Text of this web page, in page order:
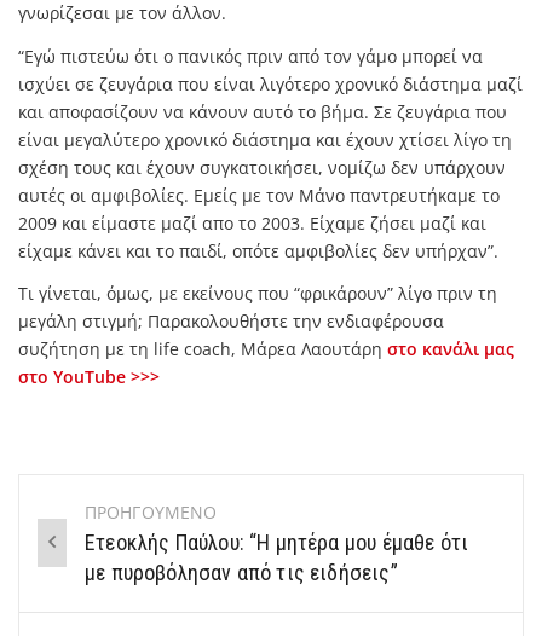
γνωρίζεσαι με τον άλλον.
“Εγώ πιστεύω ότι ο πανικός πριν από τον γάμο μπορεί να
ισχύει σε ζευγάρια που είναι λιγότερο χρονικό διάστημα μαζί
και αποφασίζουν να κάνουν αυτό το βήμα. Σε ζευγάρια που
είναι μεγαλύτερο χρονικό διάστημα και έχουν χτίσει λίγο τη
σχέση τους και έχουν συγκατοικήσει, νομίζω δεν υπάρχουν
αυτές οι αμφιβολίες. Εμείς με τον Μάνο παντρευτήκαμε το
2009 και είμαστε μαζί απο το 2003. Είχαμε ζήσει μαζί και
είχαμε κάνει και το παιδί, οπότε αμφιβολίες δεν υπήρχαν”.
Τι γίνεται, όμως, με εκείνους που “φρικάρουν” λίγο πριν τη
μεγάλη στιγμή; Παρακολουθήστε την ενδιαφέρουσα
συζήτηση με τη life coach, Μάρεα Λαουτάρη στο κανάλι μας
στο YouTube >>>
Post
navigation
ΠΡΟΗΓΟΥΜΕΝΟ
Ετεοκλής Παύλου: “H μητέρα μου έμαθε ότι
με πυροβόλησαν από τις ειδήσεις”